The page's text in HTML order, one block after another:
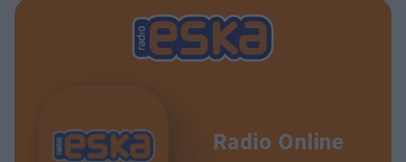
Radio Online